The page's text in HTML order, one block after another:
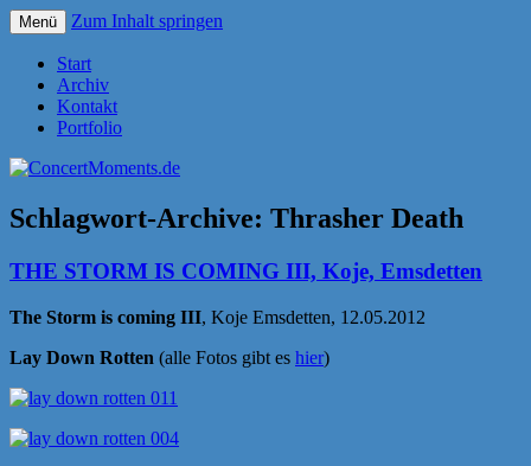
ConcertMoments.de
Menü Zum Inhalt springen
Start
Archiv
Kontakt
Portfolio
Schlagwort-Archive: Thrasher Death
THE STORM IS COMING III, Koje, Emsdetten
The Storm is coming III, Koje Emsdetten, 12.05.2012
Lay Down Rotten (alle Fotos gibt es hier)